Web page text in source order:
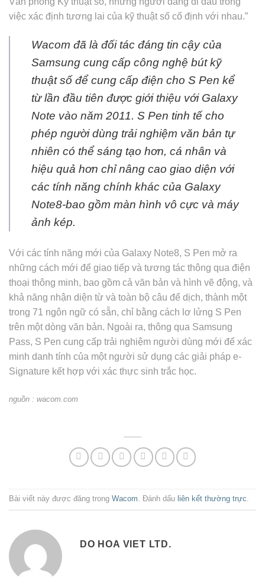
việc xác định tương lai của kỹ thuật số cố định với nhau.”
Wacom đã là đối tác đáng tin cậy của
Samsung cung cấp công nghệ bút kỹ
thuật số để cung cấp điện cho S Pen kể
từ lần đầu tiên được giới thiệu với Galaxy
Note vào năm 2011. S Pen tinh tế cho
phép người dùng trải nghiệm văn bản tự
nhiên có thể sáng tạo hơn, cá nhân và
hiệu quả hơn chỉ nâng cao giao diện với
các tính năng chính khác của Galaxy
Note8-bao gồm màn hình vô cực và máy
ảnh kép.
Với các tính năng mới của Galaxy Note8, S Pen mở ra
những cách mới để giao tiếp và tương tác thông qua điện
thoại thông minh, bao gồm cả văn bản và hình vẽ động, và
khả năng nhận diện từ và toàn bộ câu để dịch, thành một
trong 71 ngôn ngữ có sẵn, chỉ bằng cách lơ lửng S Pen
trên một dòng văn bản. Ngoài ra, thông qua Samsung
Pass, S Pen cung cấp trải nghiệm người dùng mới để xác
minh danh tính của một người sử dụng các giải pháp e-
Signature kết hợp với xác thực sinh trắc học.
nguồn : wacom.com
Bài viết này được đăng trong Wacom. Đánh dấu liên kết thường trực.
DO HOA VIET LTD.